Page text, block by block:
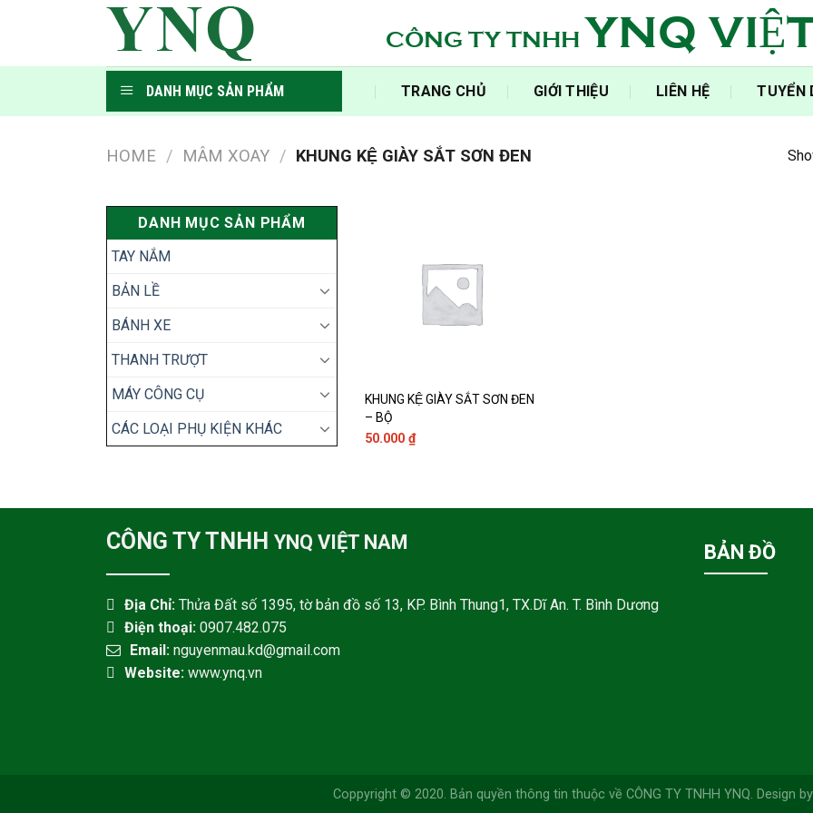
CÔNG TY TNHH YNQ
DANH MỤC SẢN PHẨM ‍TRANG CHỦ‍ GIỚI THIỆU LIÊN HỆ TUYỂN
HOME / MÂM XOAY / KHUNG KỆ GIÀY SẮT SƠN ĐEN
DANH MỤC SẢN PHẨM
TAY NẮM
BẢN LỀ
BÁNH XE
THANH TRƯỢT
MÁY CÔNG CỤ
CÁC LOẠI PHỤ KIỆN KHÁC
KHUNG KỆ GIÀY SẮT SƠN ĐEN
– BỘ
50.000 ₫
CÔNG TY TNHH YNQ VIỆT NAM
Địa Chỉ: Thửa Đất số 1395, tờ bản đồ số 13, KP. Bình Thung1, TX.Dĩ An. T. Bình Dương
Điện thoại: 0907.482.075
Email: nguyenmau.kd@gmail.com
Website: www.ynq.vn
BẢN ĐỒ
Coppyright © 2020. Bản quyền thông tin thuộc về CÔNG TY TNHH YNQ. Design